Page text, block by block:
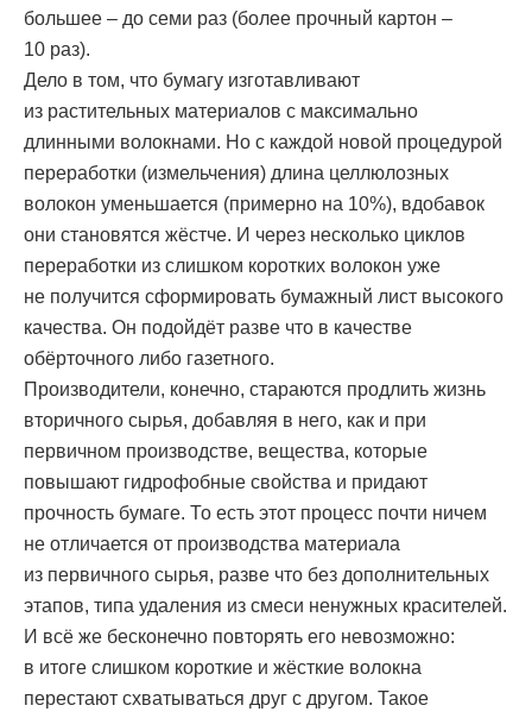
большее – до семи раз (более прочный картон –
10 раз).
Дело в том, что бумагу изготавливают
из растительных материалов с максимально
длинными волокнами. Но с каждой новой процедурой
переработки (измельчения) длина целлюлозных
волокон уменьшается (примерно на 10%), вдобавок
они становятся жёстче. И через несколько циклов
переработки из слишком коротких волокон уже
не получится сформировать бумажный лист высокого
качества. Он подойдёт разве что в качестве
обёрточного либо газетного.
Производители, конечно, стараются продлить жизнь
вторичного сырья, добавляя в него, как и при
первичном производстве, вещества, которые
повышают гидрофобные свойства и придают
прочность бумаге. То есть этот процесс почти ничем
не отличается от производства материала
из первичного сырья, разве что без дополнительных
этапов, типа удаления из смеси ненужных красителей.
И всё же бесконечно повторять его невозможно:
в итоге слишком короткие и жёсткие волокна
перестают схватываться друг с другом. Такое